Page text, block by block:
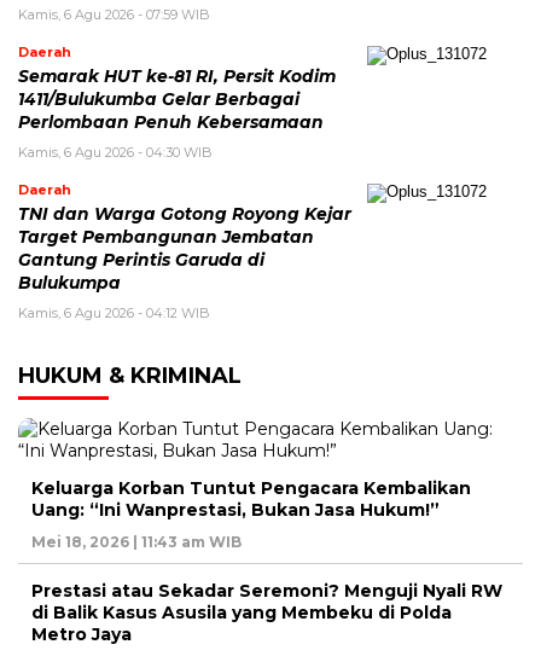
Kamis, 6 Agu 2026 - 07:59 WIB
Daerah
Semarak HUT ke-81 RI, Persit Kodim
1411/Bulukumba Gelar Berbagai
Perlombaan Penuh Kebersamaan
Kamis, 6 Agu 2026 - 04:30 WIB
Daerah
TNI dan Warga Gotong Royong Kejar
Target Pembangunan Jembatan
Gantung Perintis Garuda di
Bulukumpa
Kamis, 6 Agu 2026 - 04:12 WIB
HUKUM & KRIMINAL
Keluarga Korban Tuntut Pengacara Kembalikan
Uang: “Ini Wanprestasi, Bukan Jasa Hukum!”
Mei 18, 2026 | 11:43 am WIB
Prestasi atau Sekadar Seremoni? Menguji Nyali RW
di Balik Kasus Asusila yang Membeku di Polda
Metro Jaya